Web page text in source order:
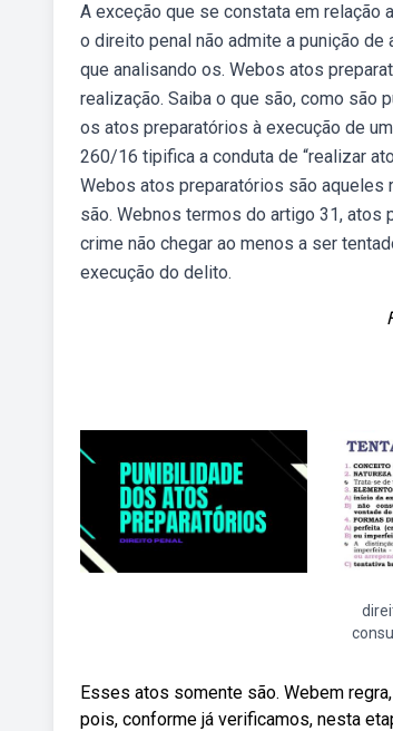
A exceção que se constata em relação
o direito penal não admite a punição
que analisando os. Webos atos
realização. Saiba o que são, como são
os atos preparatórios à execução de
260/16 tipifica a conduta de “realizar
Webos atos preparatórios são aqueles
são. Webnos termos do artigo 31, atos
crime não chegar ao menos a ser
execução do delito.
Esses atos somente são. Webem
pois, conforme já verificamos, nesta